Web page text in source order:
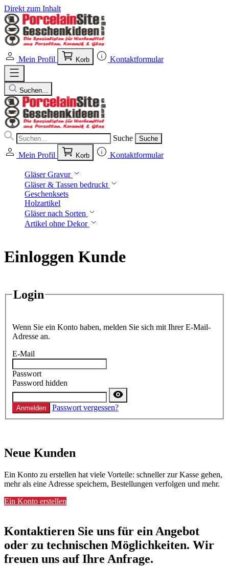
Direkt zum Inhalt
Mein Profil Korb Kontaktformular
Suchen...
Suche Suche
Mein Profil Korb Kontaktformular
Gläser Gravur
Gläser & Tassen bedruckt
Geschenksets
Holzartikel
Gläser nach Sorten
Artikel ohne Dekor
Einloggen Kunde
Login
Wenn Sie ein Konto haben, melden Sie sich mit Ihrer E-Mail-
Adresse an.
E-Mail
Passwort
Password hidden
Anmelden Passwort vergessen?
Neue Kunden
Ein Konto zu erstellen hat viele Vorteile: schneller zur Kasse gehen,
mehr als eine Adresse speichern, Bestellungen verfolgen und mehr.
Ein Konto erstellen
Kontaktieren Sie uns für ein Angebot
oder zu technischen Möglichkeiten. Wir
freuen uns auf Ihre Anfrage.